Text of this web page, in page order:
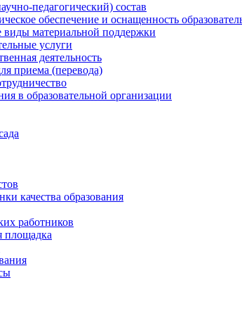
педагогический) состав
обеспечение и оснащенность
материальной поддержки
услуги
деятельность
приема (перевода)
в образовательной организации
качества образования
работников
площадка